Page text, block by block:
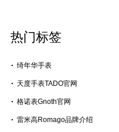
热门标签
绮年华手表
天度手表TADO官网
格诺表Gnoth官网
雷米高Romago品牌介绍